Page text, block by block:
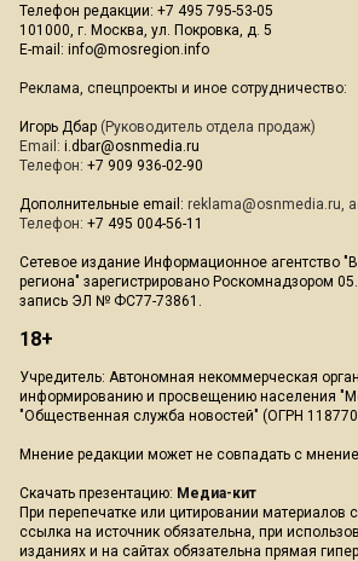
Телефон редакции: +7 495 795-53-05
101000, г. Москва, ул. Покровка, д. 5
E-mail: info@mosregion.info
Реклама, спецпроекты и иное сотрудничество:
Игорь Дбар (Руководитель отдела продаж)
Email: i.dbar@osnmedia.ru
Телефон: +7 909 936-02-90
Дополнительные email: reklama@osnmedia.ru,
Телефон: +7 495 004-56-11
Сетевое издание Информационное агентство
региона" зарегистрировано Роскомнадзором
запись ЭЛ № ФС77-73861.
18+
Учредитель: Автономная некоммерческая
информированию и просвещению населения
"Общественная служба новостей" (ОГРН
Мнение редакции может не совпадать с
Скачать презентацию: Медиа-кит
При перепечатке или цитировании материалов
ссылка на источник обязательна, при
изданиях и на сайтах обязательна прямая